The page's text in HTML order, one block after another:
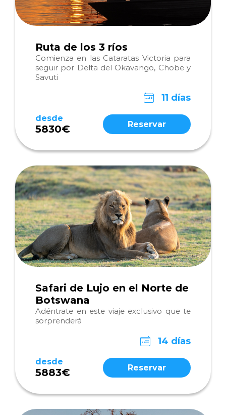
Ruta de los 3 ríos
Comienza en las Cataratas Victoria para
seguir por Delta del Okavango, Chobe y
Savuti
11 días
desde
5830€ Reservar
Safari de Lujo en el Norte de
Botswana
Adéntrate en este viaje exclusivo que te
sorprenderá
14 días
desde
5883€ Reservar